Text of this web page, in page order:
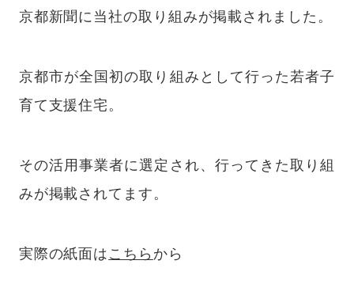
京都新聞に当社の取り組みが掲載されました。
京都市が全国初の取り組みとして行った若者子
育て支援住宅。
その活用事業者に選定され、行ってきた取り組
みが掲載されてます。
実際の紙面は こちら から